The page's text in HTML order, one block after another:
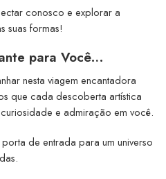
conosco e explorar a
suas formas!
para Você…
nesta viagem encantadora
que cada descoberta artística
e admiração em você.
de entrada para um universo